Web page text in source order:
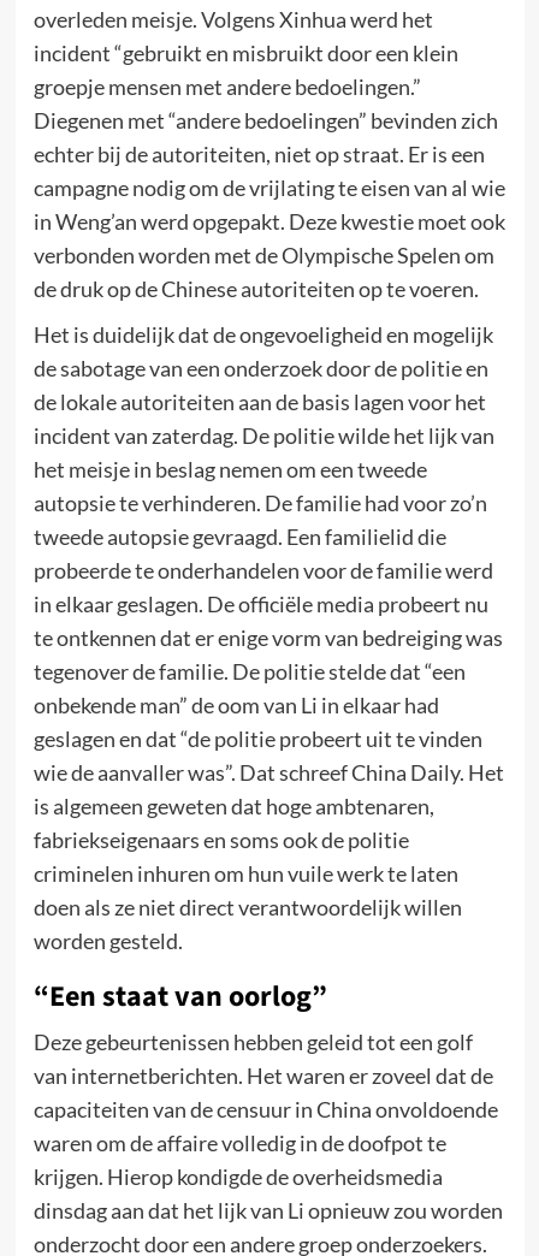
overleden meisje. Volgens Xinhua werd het
incident “gebruikt en misbruikt door een klein
groepje mensen met andere bedoelingen.”
Diegenen met “andere bedoelingen” bevinden zich
echter bij de autoriteiten, niet op straat. Er is een
campagne nodig om de vrijlating te eisen van al wie
in Weng’an werd opgepakt. Deze kwestie moet ook
verbonden worden met de Olympische Spelen om
de druk op de Chinese autoriteiten op te voeren.
Het is duidelijk dat de ongevoeligheid en mogelijk
de sabotage van een onderzoek door de politie en
de lokale autoriteiten aan de basis lagen voor het
incident van zaterdag. De politie wilde het lijk van
het meisje in beslag nemen om een tweede
autopsie te verhinderen. De familie had voor zo’n
tweede autopsie gevraagd. Een familielid die
probeerde te onderhandelen voor de familie werd
in elkaar geslagen. De officiële media probeert nu
te ontkennen dat er enige vorm van bedreiging was
tegenover de familie. De politie stelde dat “een
onbekende man” de oom van Li in elkaar had
geslagen en dat “de politie probeert uit te vinden
wie de aanvaller was”. Dat schreef China Daily. Het
is algemeen geweten dat hoge ambtenaren,
fabriekseigenaars en soms ook de politie
criminelen inhuren om hun vuile werk te laten
doen als ze niet direct verantwoordelijk willen
worden gesteld.
“Een staat van oorlog”
Deze gebeurtenissen hebben geleid tot een golf
van internetberichten. Het waren er zoveel dat de
capaciteiten van de censuur in China onvoldoende
waren om de affaire volledig in de doofpot te
krijgen. Hierop kondigde de overheidsmedia
dinsdag aan dat het lijk van Li opnieuw zou worden
onderzocht door een andere groep onderzoekers.